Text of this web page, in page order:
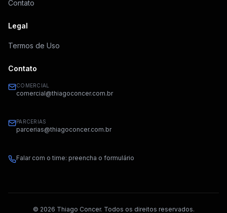
Contato
Legal
Termos de Uso
Contato
COMERCIAL
comercial@thiagoconcer.com.br
PARCERIAS
parcerias@thiagoconcer.com.br
Falar com o time: preencha o formulário
© 2026 Thiago Concer. Todos os direitos reservados.